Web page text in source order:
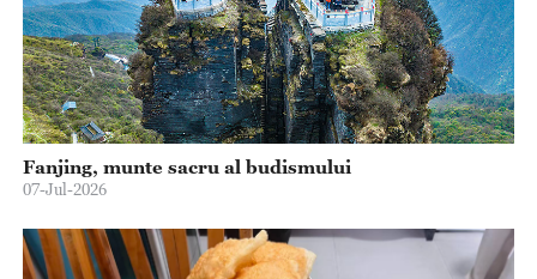
Fanjing, munte sacru al budismului
07-Jul-2026